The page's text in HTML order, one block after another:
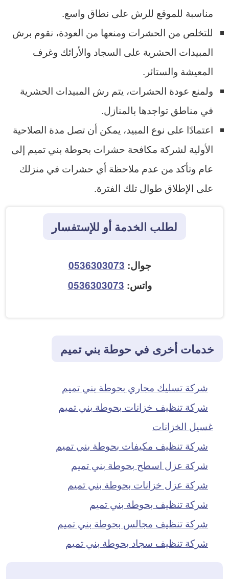
مناسبة للموقع للرش على نطاق واسع.
للتخلص من الحشرات ومنعها من العودة، نقوم برش
المبيدات الحشرية على السجاد والأرائك وغرف
المعيشة والستائر.
ولمنع عودة الحشرات، يتم رش المبيدات الحشرية
في مناطق تواجدها بالمنازل.
اعتمادًا على نوع المبيد، يمكن أن تصل مدة الصلاحية
الأولية لشركة مكافحة حشرات بحوطة بني تميم إلى
عام وتأكد من عدم ملاحظة أي حشرات في منزلك
على الإطلاق طوال تلك الفترة.
لطلب الخدمة أو للإستفسار
جوال: 0536303073
واتس: 0536303073
خدمات أخرى في حوطة بني تميم
شركة تسليك مجاري بحوطة بني تميم
شركة تنظيف خزانات بحوطة بني تميم
غسيل الخزانات
شركة تنظيف مكيفات بحوطة بني تميم
شركة عزل اسطح بحوطة بني تميم
شركة عزل خزانات بحوطة بني تميم
شركة تنظيف بحوطة بني تميم
شركة تنظيف مجالس بحوطة بني تميم
شركة تنظيف سجاد بحوطة بني تميم